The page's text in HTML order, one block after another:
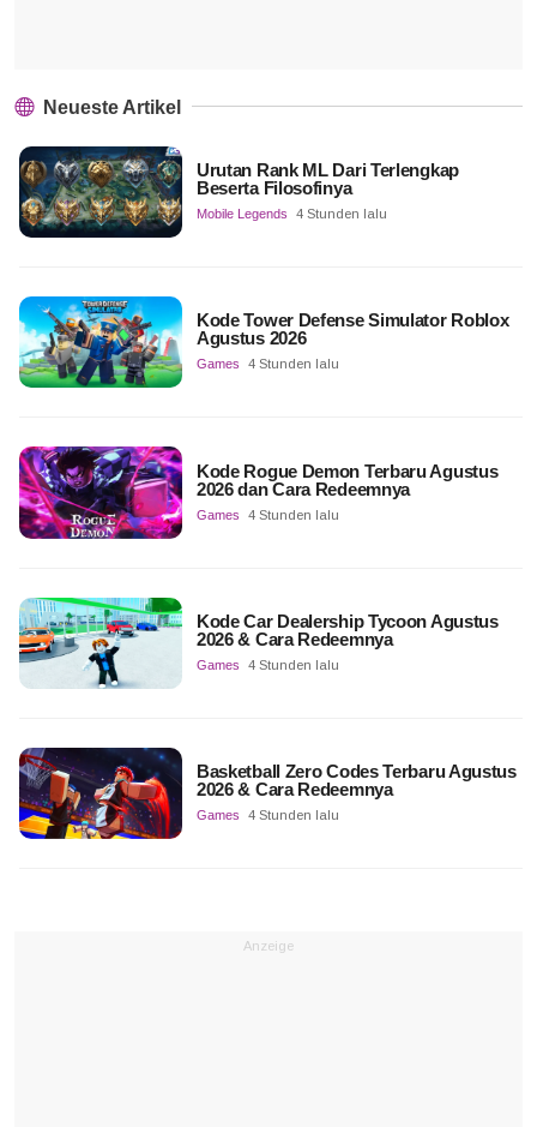
Neueste Artikel
Urutan Rank ML Dari Terlengkap
Beserta Filosofinya
Mobile Legends 4 Stunden lalu
Kode Tower Defense Simulator Roblox
Agustus 2026
Games 4 Stunden lalu
Kode Rogue Demon Terbaru Agustus
2026 dan Cara Redeemnya
Games 4 Stunden lalu
Kode Car Dealership Tycoon Agustus
2026 & Cara Redeemnya
Games 4 Stunden lalu
Basketball Zero Codes Terbaru Agustus
2026 & Cara Redeemnya
Games 4 Stunden lalu
Anzeige